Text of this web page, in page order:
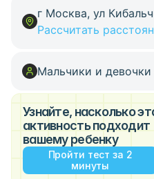
г Москва, ул
Рассчитать
Мальчики и девочки
Узнайте, насколько
активность подходит
вашему ребенку
Пройти тест за 2
минуты